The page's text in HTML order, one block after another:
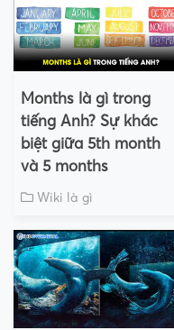
Months là gì trong
tiếng Anh? Sự khác
biệt giữa 5th month
và 5 months
Wiki là gì